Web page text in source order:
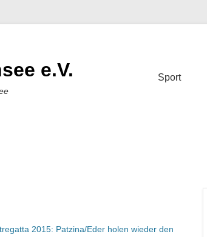
e.V. Sport
2015: Patzina/Eder holen wieder den